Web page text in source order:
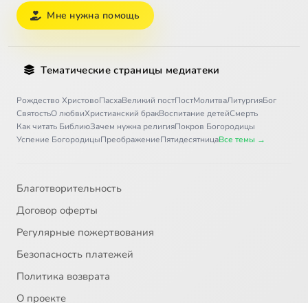
Мне нужна помощь
Тематические страницы медиатеки
Рождество ХристовоПасхаВеликий постПостМолитваЛитургияБог
СвятостьО любвиХристианский бракВоспитание детейСмерть
Как читать БиблиюЗачем нужна религияПокров Богородицы
Успение БогородицыПреображениеПятидесятницаВсе темы →
Благотворительность
Договор оферты
Регулярные пожертвования
Безопасность платежей
Политика возврата
О проекте